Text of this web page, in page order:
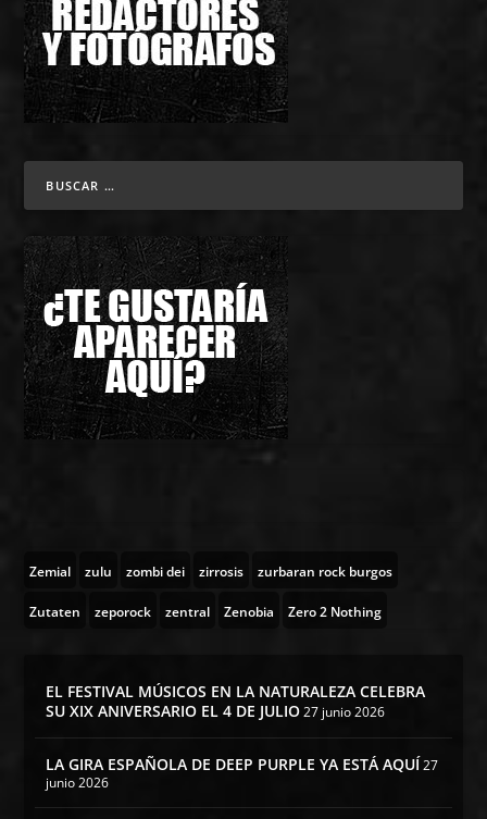
Zemial zulu zombi dei zirrosis zurbaran rock burgos
Zutaten zeporock zentral Zenobia Zero 2 Nothing
EL FESTIVAL MÚSICOS EN LA NATURALEZA CELEBRA
SU XIX ANIVERSARIO EL 4 DE JULIO 27 junio 2026
LA GIRA ESPAÑOLA DE DEEP PURPLE YA ESTÁ AQUÍ27
junio 2026